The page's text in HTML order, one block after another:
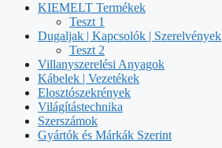
KIEMELT Termékek
Teszt 1
Dugaljak | Kapcsolók | Szerelvények
Teszt 2
Villanyszerelési Anyagok
Kábelek | Vezetékek
Elosztószekrények
Világítástechnika
Szerszámok
Gyártók és Márkák Szerint